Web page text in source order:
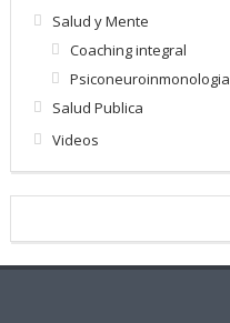
Salud y Mente
Coaching integral
Psiconeuroinmonologia
Salud Publica
Videos